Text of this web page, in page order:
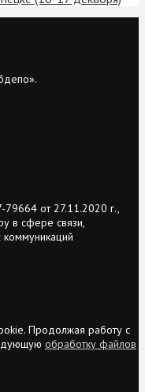
от 27.11.2020 г.,
в сфере связи,
Продолжая работу с
обработку файлов